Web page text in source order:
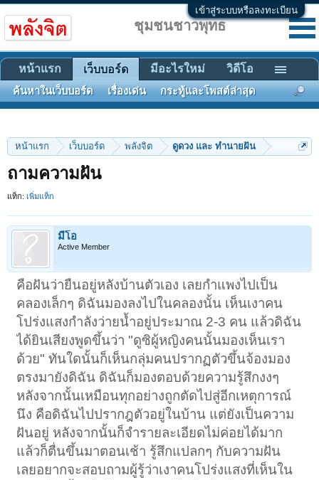
เข้าสู่ระบบหรือลงทะเบียน
หน้าแรก เว็บบอร์ด พลังจิต ดูดวง และ ทำนายฝัน
ถามความฝัน
แท็ก: เพิ่มแท็ก
มีโอ
Active Member
คือฝันว่ายืนอยู่หลังบ้านตัวเอง เลยกำแพงไปเป็น
คลองเล็กๆ ดิฉันมองลงไปในคลองนั้น เห็นเงาคน
โปร่งแสงกำลังว่ายน้ำอยู่ประมาณ 2-3 คน แล้วดิฉัน
ได้ยินเสียงพูดขึ้นว่า "ดูซิผู้หญิงคนนั้นมองเห็นเรา
ด้วย" ทันใดนั้นก็เห็นกลุ่มคนปรากฏตัวขึ้นจ้องมอง
ตรงมายังดิฉัน ดิฉันก็มองตอบด้วยความรู้สึกงงๆ
หลังจากนั้นเหมือนทุกอย่างถูกตัดไปสู่อีกเหตุการณ์
นึง คือดิฉันไปปรากฎตัวอยู่ในบ้าน แต่ยังเป็นความ
ฝันอยู่ หลังจากนั้นก็จำรายละเอียดไม่ค่อยได้มาก
แล้วก็ตื่นขึ้นมาตอนเช้า รู้สึกแปลกๆ กับความฝัน
เลยอยากจะสอบถามผู้รู้ว่าเงาคนโปร่งแสงที่เห็นใน
ชุมชนชาวพุทธ
หน้าแรก เว็บบอร์ด
ค้นหาในเว็บบอร์ด เรื่องเด่น กระทู้และโพสต์ล่าสุด
มีอะไรใหม่ วิดีโอ